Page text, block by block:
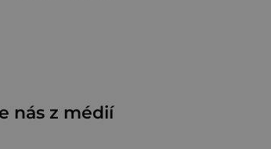
nás z médií